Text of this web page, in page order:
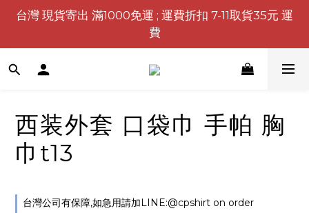
台灣 現貨寄出 滿1000免運 ; 運費折扣 7-11取貨35元 運
費
西装外套 口袋巾 手帕 胸
巾t13
台灣公司有保障,如急用請加LINE:@cpshirt on order